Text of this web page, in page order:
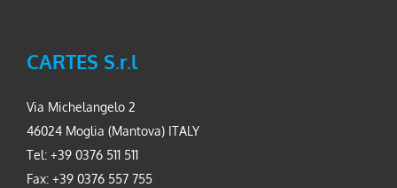
CARTES S.r.l
Via Michelangelo 2
46024 Moglia (Mantova) ITALY
Tel: +39 0376 511 511
Fax: +39 0376 557 755